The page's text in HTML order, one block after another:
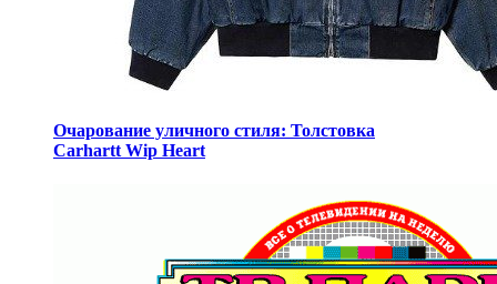
Очарование уличного стиля: Толстовка
Carhartt Wip Heart